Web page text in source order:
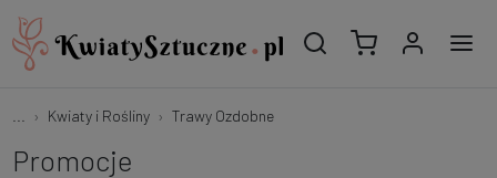
Kwiaty i Rośliny Trawy Ozdobne
Promocje